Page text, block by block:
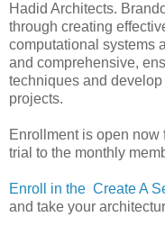
Hadid Architects.
through creating
computational systems
and comprehensive,
techniques and
projects.
Enrollment is open now
trial to the monthly
Enroll in the Create A
and take your